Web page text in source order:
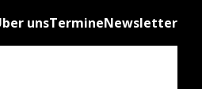
unsTermineNewsletter